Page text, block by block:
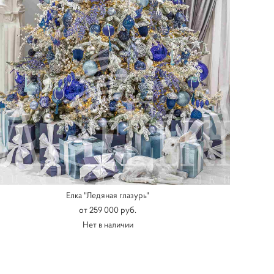
Елка "Ледяная глазурь"
от 259 000 pуб.
Нет в наличии